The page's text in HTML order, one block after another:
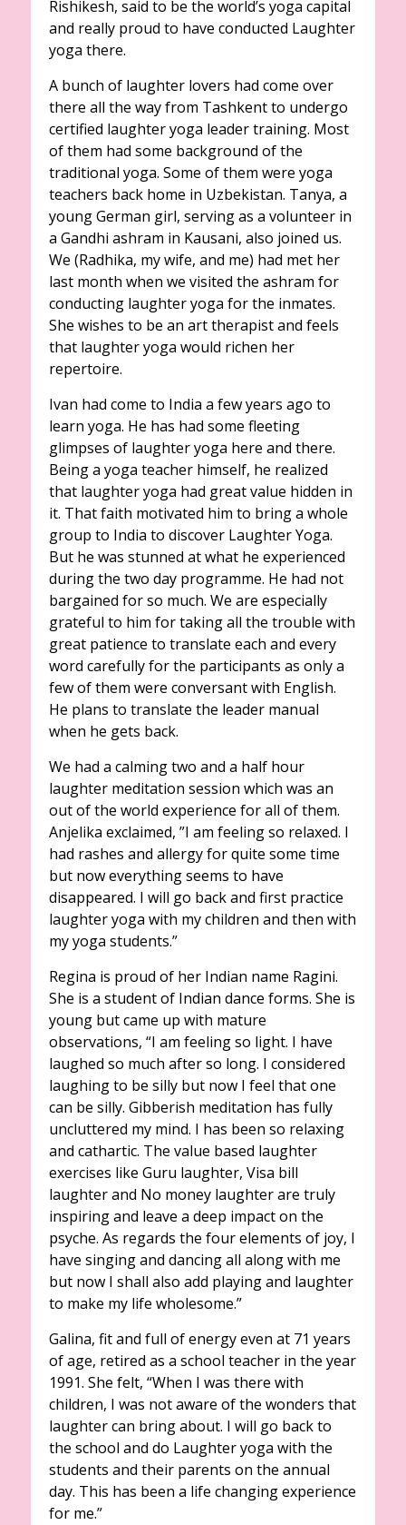
Rishikesh, said to be the world’s yoga capital
and really proud to have conducted Laughter
yoga there.
A bunch of laughter lovers had come over
there all the way from Tashkent to undergo
certified laughter yoga leader training. Most
of them had some background of the
traditional yoga. Some of them were yoga
teachers back home in Uzbekistan. Tanya, a
young German girl, serving as a volunteer in
a Gandhi ashram in Kausani, also joined us.
We (Radhika, my wife, and me) had met her
last month when we visited the ashram for
conducting laughter yoga for the inmates.
She wishes to be an art therapist and feels
that laughter yoga would richen her
repertoire.
Ivan had come to India a few years ago to
learn yoga. He has had some fleeting
glimpses of laughter yoga here and there.
Being a yoga teacher himself, he realized
that laughter yoga had great value hidden in
it. That faith motivated him to bring a whole
group to India to discover Laughter Yoga.
But he was stunned at what he experienced
during the two day programme. He had not
bargained for so much. We are especially
grateful to him for taking all the trouble with
great patience to translate each and every
word carefully for the participants as only a
few of them were conversant with English.
He plans to translate the leader manual
when he gets back.
We had a calming two and a half hour
laughter meditation session which was an
out of the world experience for all of them.
Anjelika exclaimed, ”I am feeling so relaxed. I
had rashes and allergy for quite some time
but now everything seems to have
disappeared. I will go back and first practice
laughter yoga with my children and then with
my yoga students.”
Regina is proud of her Indian name Ragini.
She is a student of Indian dance forms. She is
young but came up with mature
observations, “I am feeling so light. I have
laughed so much after so long. I considered
laughing to be silly but now I feel that one
can be silly. Gibberish meditation has fully
uncluttered my mind. I has been so relaxing
and cathartic. The value based laughter
exercises like Guru laughter, Visa bill
laughter and No money laughter are truly
inspiring and leave a deep impact on the
psyche. As regards the four elements of joy, I
have singing and dancing all along with me
but now I shall also add playing and laughter
to make my life wholesome.”
Galina, fit and full of energy even at 71 years
of age, retired as a school teacher in the year
1991. She felt, “When I was there with
children, I was not aware of the wonders that
laughter can bring about. I will go back to
the school and do Laughter yoga with the
students and their parents on the annual
day. This has been a life changing experience
for me.”